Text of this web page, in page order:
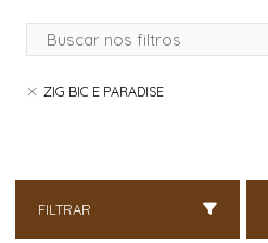
ZIG BIC E PARADISE
FILTRAR